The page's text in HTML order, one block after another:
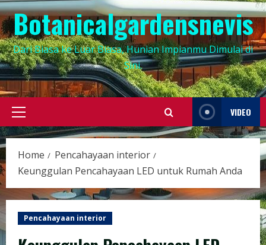
Botanicalgardensnevis
Dari Biasa ke Luar Biasa, Hunian Impianmu Dimulai di
Sini.
Primary
Menu
VIDEO
Home
Pencahayaan interior
Keunggulan Pencahayaan LED untuk Rumah Anda
Pencahayaan interior